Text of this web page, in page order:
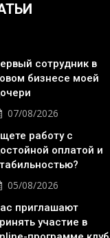
сотрудник в
бизнесе моей
07/08/2026
работу с
оплатой и
05/08/2026
приглашают
участие в